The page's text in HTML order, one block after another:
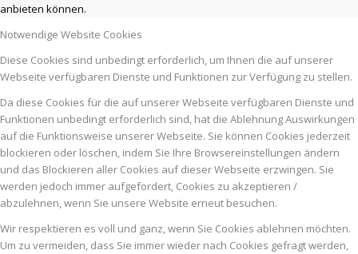
anbieten können.
Notwendige Website Cookies
Diese Cookies sind unbedingt erforderlich, um Ihnen die auf unserer
Webseite verfügbaren Dienste und Funktionen zur Verfügung zu stellen.
Da diese Cookies für die auf unserer Webseite verfügbaren Dienste und
Funktionen unbedingt erforderlich sind, hat die Ablehnung Auswirkungen
auf die Funktionsweise unserer Webseite. Sie können Cookies jederzeit
blockieren oder löschen, indem Sie Ihre Browsereinstellungen ändern
und das Blockieren aller Cookies auf dieser Webseite erzwingen. Sie
werden jedoch immer aufgefordert, Cookies zu akzeptieren /
abzulehnen, wenn Sie unsere Website erneut besuchen.
Wir respektieren es voll und ganz, wenn Sie Cookies ablehnen möchten.
Um zu vermeiden, dass Sie immer wieder nach Cookies gefragt werden,